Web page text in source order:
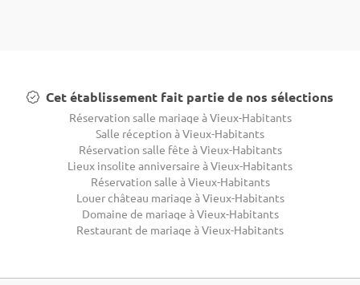
Cet établissement fait partie de nos sélections
Réservation salle mariage à Vieux-Habitants
Salle réception à Vieux-Habitants
Réservation salle fête à Vieux-Habitants
Lieux insolite anniversaire à Vieux-Habitants
Réservation salle à Vieux-Habitants
Louer château mariage à Vieux-Habitants
Domaine de mariage à Vieux-Habitants
Restaurant de mariage à Vieux-Habitants